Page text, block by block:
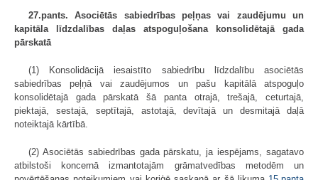
27.pants. Asociētās sabiedrības peļņas vai zaudējumu un
kapitāla līdzdalības daļas atspoguļošana konsolidētajā gada
pārskatā
(1) Konsolidācijā iesaistīto sabiedrību līdzdalību asociētās
sabiedrības peļņā vai zaudējumos un pašu kapitālā atspoguļo
konsolidētajā gada pārskatā šā panta otrajā, trešajā, ceturtajā,
piektajā, sestajā, septītajā, astotajā, devītajā un desmitajā daļā
noteiktajā kārtībā.
(2) Asociētās sabiedrības gada pārskatu, ja iespējams, sagatavo
atbilstoši koncernā izmantotajām grāmatvedības metodēm un